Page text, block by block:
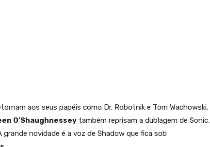
aos seus papéis como Dr. Robotnik e Tom Wachowski.
O’Shaughnessey também reprisam a dublagem de Sonic,
grande novidade é a voz de Shadow que fica sob